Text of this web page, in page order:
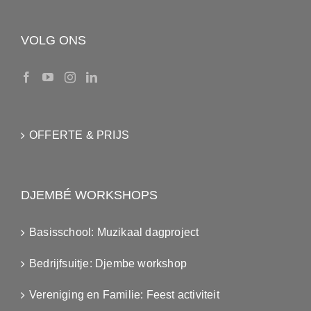
VOLG ONS
OFFERTE & PRIJS
DJEMBÉ WORKSHOPS
Basisschool: Muzikaal dagproject
Bedrijfsuitje: Djembe workshop
Vereniging en Familie: Feest activiteit